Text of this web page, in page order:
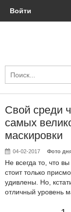
Войти
Свой среди
самых
маскировки
04-02-2017 Фото
Не всегда то, что
стоит только
удивлены. Но,
отличный уровень